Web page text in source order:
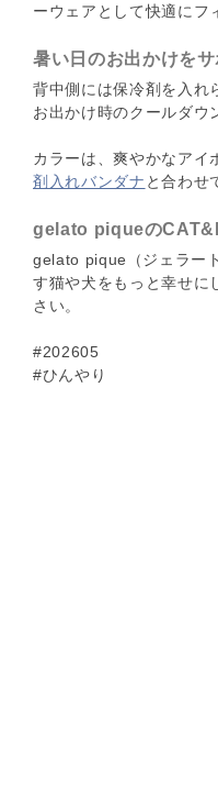
ーウェアとして快適にフ
暑い日のお出かけを
背中側には保冷剤を入れ
お出かけ時のクールダウ
カラーは、爽やかなアイ
剤入れバンダナ と合わせ
gelato piqueの
gelato pique（ジェラー
す猫や犬をもっと幸せに
さい。
#202605
#ひんやり